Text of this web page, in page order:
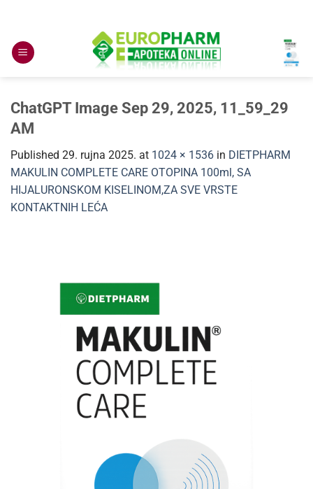
content
ChatGPT Image Sep 29, 2025, 11_59_29
AM
Published 29. rujna 2025. at 1024 × 1536 in DIETPHARM
MAKULIN COMPLETE CARE OTOPINA 100ml, SA
HIJALURONSKOM KISELINOM,ZA SVE VRSTE
KONTAKTNIH LEĆA